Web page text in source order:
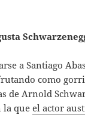
a Santiago
como
de Arnold
la queel actor